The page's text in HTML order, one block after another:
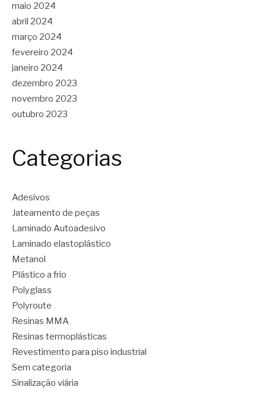
maio 2024
abril 2024
março 2024
fevereiro 2024
janeiro 2024
dezembro 2023
novembro 2023
outubro 2023
Categorias
Adesivos
Jateamento de peças
Laminado Autoadesivo
Laminado elastoplástico
Metanol
Plástico a frio
Polyglass
Polyroute
Resinas MMA
Resinas termoplásticas
Revestimento para piso industrial
Sem categoria
Sinalização viária